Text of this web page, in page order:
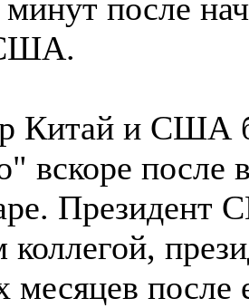
минут после
Китай и США
вскоре
Президент
коллегой,
месяцев после